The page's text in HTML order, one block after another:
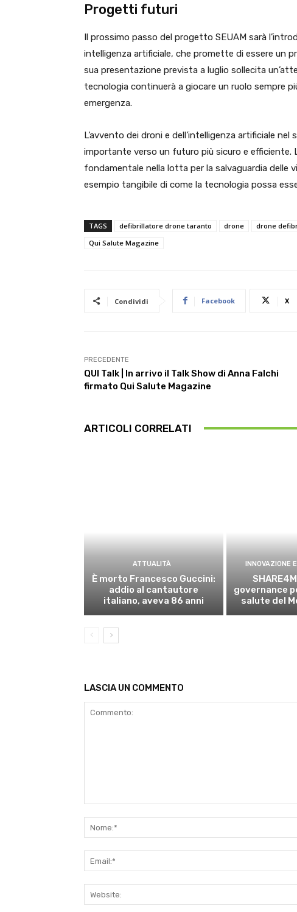
Progetti futuri
Il prossimo passo del progetto SEUAM sarà
intelligenza artificiale, che promette di essere un
sua presentazione prevista a luglio sollecita
tecnologia continuerà a giocare un ruolo sempre
emergenza.
L’avvento dei droni e dell’intelligenza artificiale
importante verso un futuro più sicuro e efficiente.
fondamentale nella lotta per la salvaguardia delle
esempio tangibile di come la tecnologia possa
TAGS defibrillatore drone taranto drone drone
Qui Salute Magazine
Condividi Facebook X
PRECEDENTE
QUI Talk | In arrivo il Talk Show di Anna Falchi
firmato Qui Salute Magazine
ARTICOLI CORRELATI
ATTUALITÀ
È morto Francesco Guccini:
addio al cantautore
italiano, aveva 86 anni
INNOVAZIONE
governance
salute del
LASCIA UN COMMENTO